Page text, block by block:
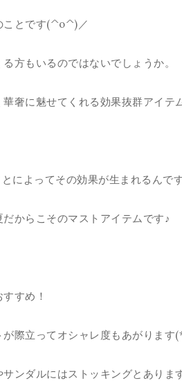
と です(^o^)／
方もいるのではないでしょうか。
華奢に魅せてくれる効果抜群アイテ
によってその効果が生まれるんで
からこそのマストアイテム です♪
すめ！
際立ってオシャレ度もあがります
ンダルにはストッキングとありま